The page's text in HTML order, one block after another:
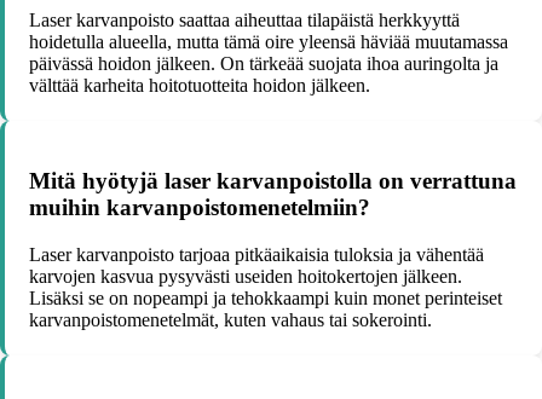
Laser karvanpoisto saattaa aiheuttaa tilapäistä herkkyyttä
hoidetulla alueella, mutta tämä oire yleensä häviää muutamassa
päivässä hoidon jälkeen. On tärkeää suojata ihoa auringolta ja
välttää karheita hoitotuotteita hoidon jälkeen.
Mitä hyötyjä laser karvanpoistolla on verrattuna
muihin karvanpoistomenetelmiin?
Laser karvanpoisto tarjoaa pitkäaikaisia tuloksia ja vähentää
karvojen kasvua pysyvästi useiden hoitokertojen jälkeen.
Lisäksi se on nopeampi ja tehokkaampi kuin monet perinteiset
karvanpoistomenetelmät, kuten vahaus tai sokerointi.